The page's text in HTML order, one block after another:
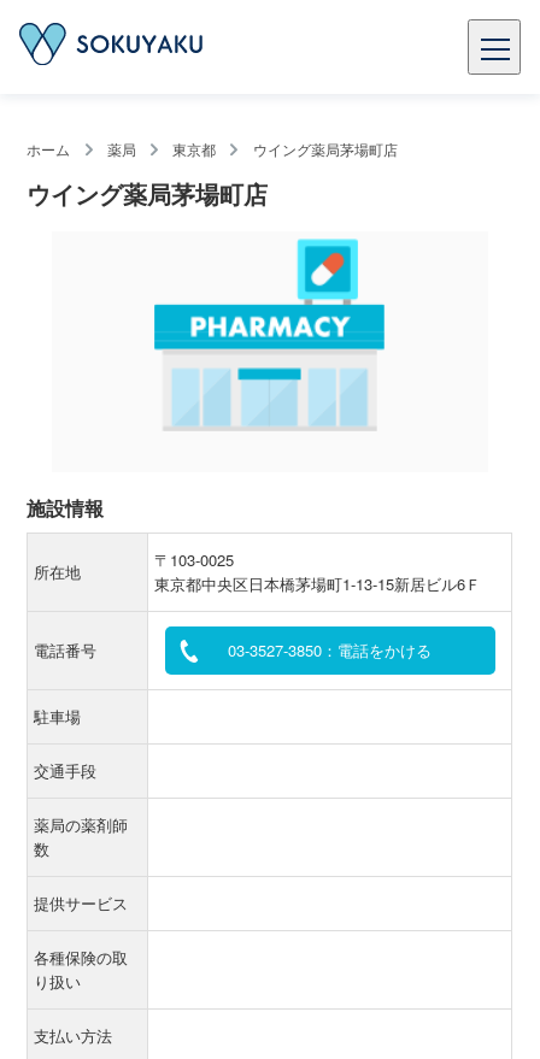
ホーム 薬局 東京都 ウイング薬局茅場町店
ウイング薬局茅場町店
施設情報
所在地
〒103-0025
東京都中央区日本橋茅場町1-13-15新居ビル6Ｆ
電話番号 03-3527-3850：電話をかける
駐車場
交通手段
薬局の薬剤師
数
提供サービス
各種保険の取
り扱い
支払い方法